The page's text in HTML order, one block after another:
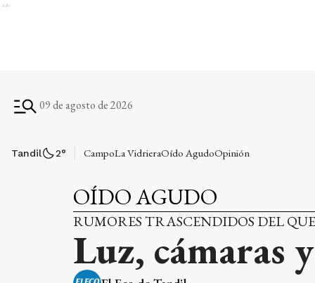
Ads
09 de agosto de 2026
Tandil 2° CampoLa VidrieraOído AgudoOpinión
OÍDO AGUDO
RUMORES TRASCENDIDOS DEL
Luz, cámaras